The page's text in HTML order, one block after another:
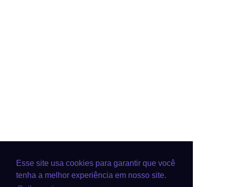
Esse site usa cookies para garantir que você
tenha a melhor experiência em nosso site.